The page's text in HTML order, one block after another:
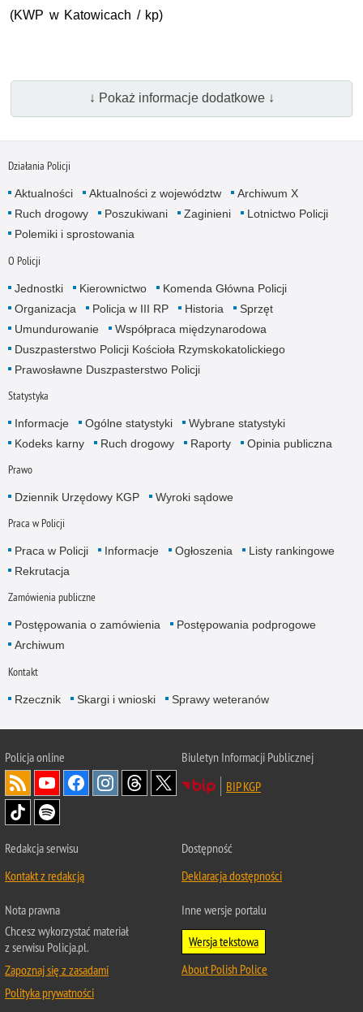
(KWP w Katowicach / kp)
↓ Pokaż informacje dodatkowe ↓
Działania Policji
Aktualności Aktualności z województw
Archiwum X
Ruch drogowy
Poszukiwani Zaginieni
Lotnictwo Policji
Polemiki i sprostowania
O Policji
Jednostki Kierownictwo
Komenda Główna Policji
Organizacja
Policja w III RP Historia
Sprzęt
Umundurowanie
Współpraca międzynarodowa
Duszpasterstwo Policji Kościoła Rzymskokatolickiego
Prawosławne Duszpasterstwo Policji
Statystyka
Informacje Ogólne statystyki
Wybrane statystyki
Kodeks karny
Ruch drogowy Raporty Opinia publiczna
Prawo
Dziennik Urzędowy KGP Wyroki sądowe
Praca w Policji
Praca w Policji Informacje Ogłoszenia
Listy rankingowe
Rekrutacja
Zamówienia publiczne
Postępowania o zamówienia
Postępowania podprogowe
Archiwum
Kontakt
Rzecznik Skargi i wnioski Sprawy weteranów
Policjaonline
Biuletyn Informacji Publicznej
BIP KGP
Redakcja serwisu
Kontakt z redakcją
Dostępność
Deklaracja dostępności
Nota prawna
Chcesz wykorzystać materiał
z serwisu Policja.pl.
Zapoznaj się z zasadami
Polityka prywatności
Inne wersje portalu
Wersja tekstowa
About Polish Police